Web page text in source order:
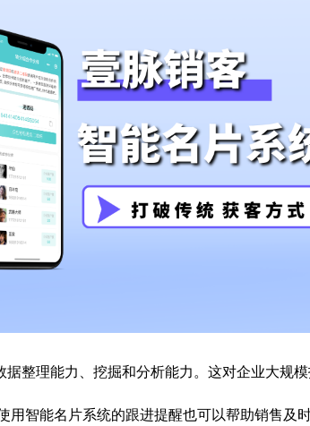
整理能力、挖掘和分析能力。这对企业大规
智能名片系统的跟进提醒也可以帮助销售及时